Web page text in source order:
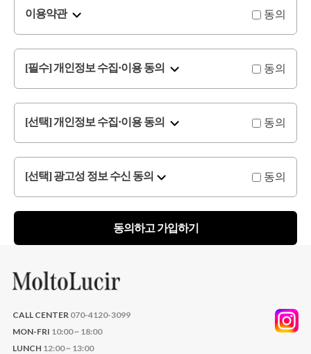
이용약관 동의
[필수] 개인정보 수집·이용 동의 동의
[선택] 개인정보 수집·이용 동의 동의
[선택] 광고성 정보 수신 동의 동의
동의하고 가입하기
CALL CENTER 070-4120-3099
MON-FRI 10:00 ~ 18:00
LUNCH 12:00 ~ 13:00